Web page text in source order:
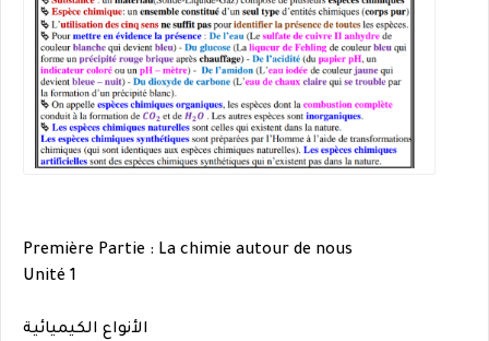
Première Partie : La chimie autour de nous
Unité 1
الأنواع الكيميائية